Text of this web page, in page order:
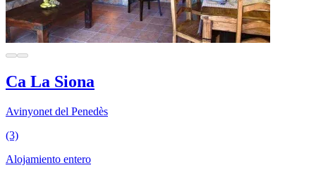
Ca La Siona
Avinyonet del Penedès
(3)
Alojamiento entero